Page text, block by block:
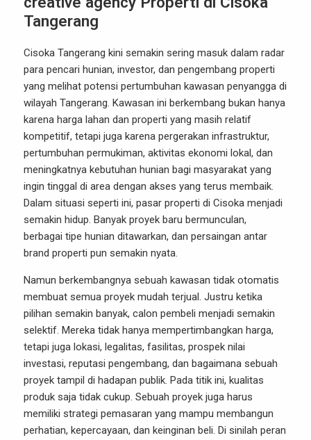
Tangerang
Cisoka Tangerang kini semakin sering masuk dalam radar
para pencari hunian, investor, dan pengembang properti
yang melihat potensi pertumbuhan kawasan penyangga di
wilayah Tangerang. Kawasan ini berkembang bukan hanya
karena harga lahan dan properti yang masih relatif
kompetitif, tetapi juga karena pergerakan infrastruktur,
pertumbuhan permukiman, aktivitas ekonomi lokal, dan
meningkatnya kebutuhan hunian bagi masyarakat yang
ingin tinggal di area dengan akses yang terus membaik.
Dalam situasi seperti ini, pasar properti di Cisoka menjadi
semakin hidup. Banyak proyek baru bermunculan,
berbagai tipe hunian ditawarkan, dan persaingan antar
brand properti pun semakin nyata.
Namun berkembangnya sebuah kawasan tidak otomatis
membuat semua proyek mudah terjual. Justru ketika
pilihan semakin banyak, calon pembeli menjadi semakin
selektif. Mereka tidak hanya mempertimbangkan harga,
tetapi juga lokasi, legalitas, fasilitas, prospek nilai
investasi, reputasi pengembang, dan bagaimana sebuah
proyek tampil di hadapan publik. Pada titik ini, kualitas
produk saja tidak cukup. Sebuah proyek juga harus
memiliki strategi pemasaran yang mampu membangun
perhatian, kepercayaan, dan keinginan beli. Di sinilah peran